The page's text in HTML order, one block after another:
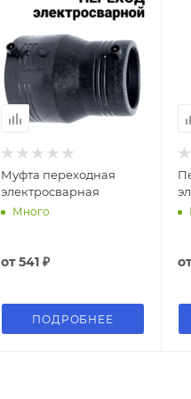
Муфта переходная
электросварная
Много
от541 ₽
ПОДРОБНЕЕ